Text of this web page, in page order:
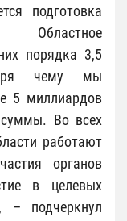
подготовка
Областное
порядка 3,5
чему мы
5 миллиардов
суммы. Во всех
работают
органов
в целевых
– подчеркнул